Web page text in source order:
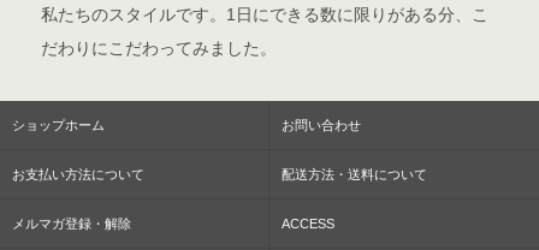
私たちのスタイルです。1日にできる数に限りがある分、こ
だわりにこだわってみました。
ショップホーム お問い合わせ
お支払い方法について 配送方法・送料について
メルマガ登録・解除 ACCESS